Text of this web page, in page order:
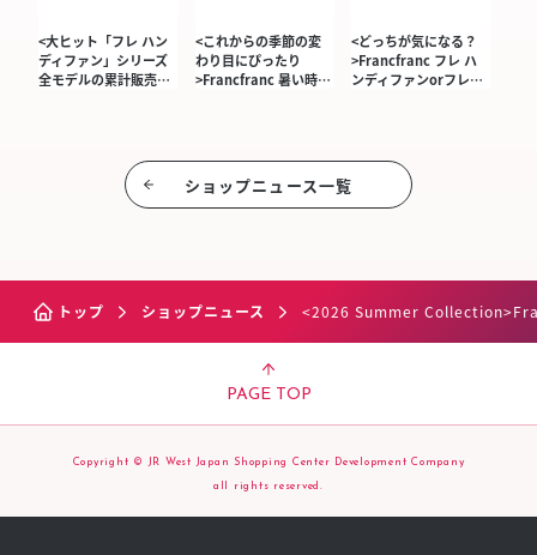
<大ヒット「フレ ハン
ディファン」シリーズ
全モデルの累計販売…
<これからの季節の変
わり目にぴったり
>Francfranc 暑い時…
<どっちが気になる？
>Francfranc フレ ハ
ンディファンorフレ…
ショップニュース⼀覧
トップ ショップニュース <2026 Summer
PAGE TOP
Copyright © JR West Japan Shopping Center Development Company
all rights reserved.